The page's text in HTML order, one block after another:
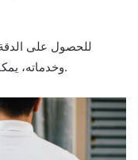
للحصول على
وخدماته،.